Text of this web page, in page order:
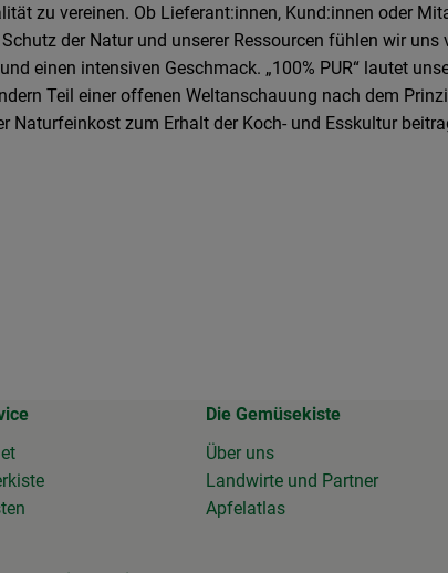
zu vereinen. Ob Lieferant:innen, Kund:innen oder
der Natur und unserer Ressourcen fühlen wir
einen intensiven Geschmack. „100% PUR“ lautet
Teil einer offenen Weltanschauung nach dem
Naturfeinkost zum Erhalt der Koch- und Esskultur
Die Gemüsekiste
Über uns
Landwirte und Partner
Apfelatlas